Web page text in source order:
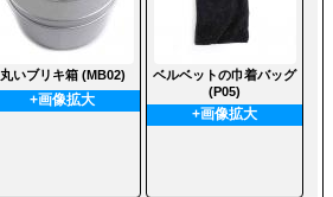
丸いブリキ箱 (MB02)
+画像拡大
ベルベットの巾着バッグ
(P05)
+画像拡大